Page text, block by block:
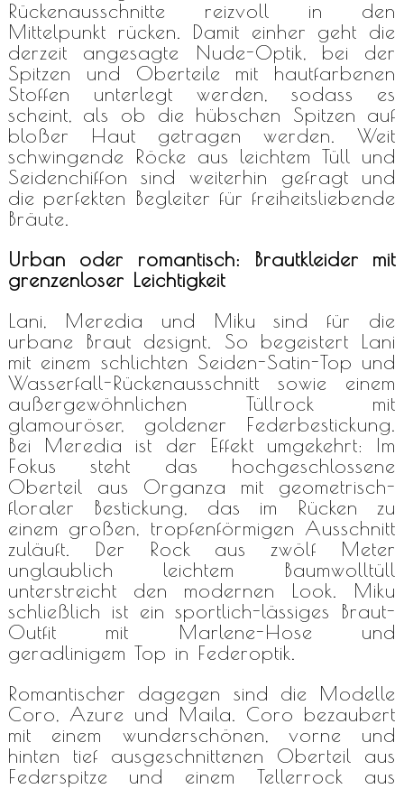
Rückenausschnitte reizvoll in den
Mittelpunkt rücken. Damit einher geht die
derzeit angesagte Nude-Optik, bei der
Spitzen und Oberteile mit hautfarbenen
Stoffen unterlegt werden, sodass es
scheint, als ob die hübschen Spitzen auf
bloßer Haut getragen werden. Weit
schwingende Röcke aus leichtem Tüll und
Seidenchiffon sind weiterhin gefragt und
die perfekten Begleiter für freiheitsliebende
Bräute.
Urban oder romantisch: Brautkleider mit
grenzenloser Leichtigkeit
Lani, Meredia und Miku sind für die
urbane Braut designt. So begeistert Lani
mit einem schlichten Seiden-Satin-Top und
Wasserfall-Rückenausschnitt sowie einem
außergewöhnlichen Tüllrock mit
glamouröser, goldener Federbestickung.
Bei Meredia ist der Effekt umgekehrt: Im
Fokus steht das hochgeschlossene
Oberteil aus Organza mit geometrisch-
floraler Bestickung, das im Rücken zu
einem großen, tropfenförmigen Ausschnitt
zuläuft. Der Rock aus zwölf Meter
unglaublich leichtem Baumwolltüll
unterstreicht den modernen Look. Miku
schließlich ist ein sportlich-lässiges Braut-
Outfit mit Marlene-Hose und
geradlinigem Top in Federoptik.
Romantischer dagegen sind die Modelle
Coro, Azure und Maila. Coro bezaubert
mit einem wunderschönen, vorne und
hinten tief ausgeschnittenen Oberteil aus
Federspitze und einem Tellerrock aus